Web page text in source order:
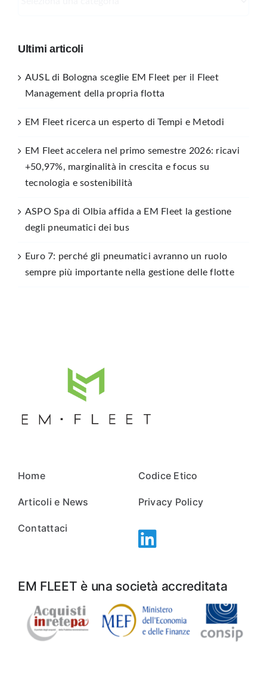
Ultimi articoli
AUSL di Bologna sceglie EM Fleet per il Fleet
Management della propria flotta
EM Fleet ricerca un esperto di Tempi e Metodi
EM Fleet accelera nel primo semestre 2026: ricavi
+50,97%, marginalità in crescita e focus su
tecnologia e sostenibilità
ASPO Spa di Olbia affida a EM Fleet la gestione
degli pneumatici dei bus
Euro 7: perché gli pneumatici avranno un ruolo
sempre più importante nella gestione delle flotte
Home
Articoli e News
Contattaci
Codice Etico
Privacy Policy
EM FLEET è una società accreditata